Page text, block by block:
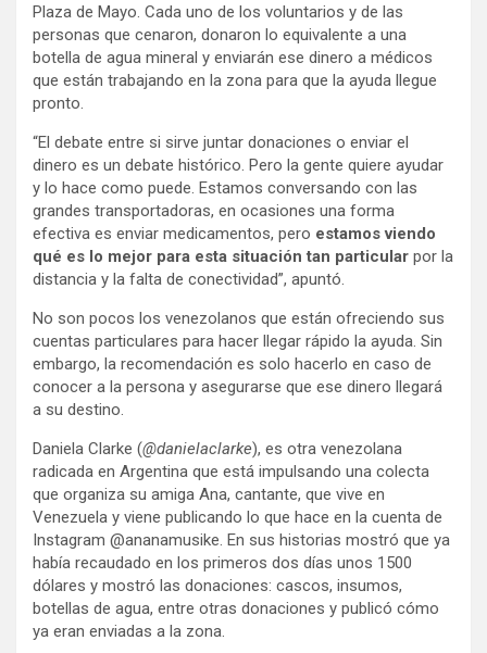
Plaza de Mayo. Cada uno de los voluntarios y de las
personas que cenaron, donaron lo equivalente a una
botella de agua mineral y enviarán ese dinero a médicos
que están trabajando en la zona para que la ayuda llegue
pronto.
“El debate entre si sirve juntar donaciones o enviar el
dinero es un debate histórico. Pero la gente quiere ayudar
y lo hace como puede. Estamos conversando con las
grandes transportadoras, en ocasiones una forma
efectiva es enviar medicamentos, pero estamos viendo
qué es lo mejor para esta situación tan particular por la
distancia y la falta de conectividad”, apuntó.
No son pocos los venezolanos que están ofreciendo sus
cuentas particulares para hacer llegar rápido la ayuda. Sin
embargo, la recomendación es solo hacerlo en caso de
conocer a la persona y asegurarse que ese dinero llegará
a su destino.
Daniela Clarke (@danielaclarke), es otra venezolana
radicada en Argentina que está impulsando una colecta
que organiza su amiga Ana, cantante, que vive en
Venezuela y viene publicando lo que hace en la cuenta de
Instagram @ananamusike. En sus historias mostró que ya
había recaudado en los primeros dos días unos 1500
dólares y mostró las donaciones: cascos, insumos,
botellas de agua, entre otras donaciones y publicó cómo
ya eran enviadas a la zona.